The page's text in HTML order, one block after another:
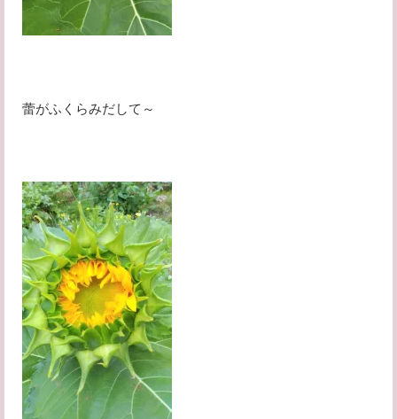
蕾がふくらみだして～